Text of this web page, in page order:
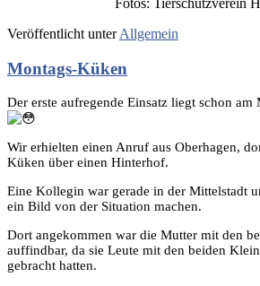
Fotos: Tierschutzverein
Veröffentlicht unter Allgemein
Montags-Küken
Der erste aufregende Einsatz liegt schon
Wir erhielten einen Anruf aus Oberhagen,
Küken über einen Hinterhof.
Eine Kollegin war gerade in der Mittelstadt
ein Bild von der Situation machen.
Dort angekommen war die Mutter mit den
auffindbar, da sie Leute mit den beiden
gebracht hatten.